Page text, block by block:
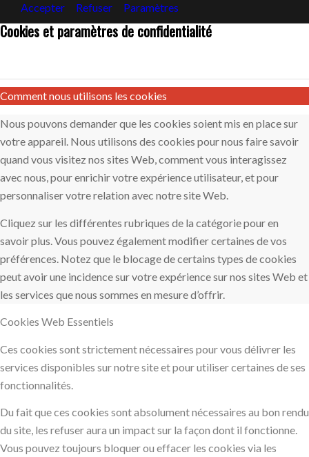
Accepter Refuser Paramètres
Cookies et paramètres de confidentialité
Comment nous utilisons les cookies
Nous pouvons demander que les cookies soient mis en place sur
votre appareil. Nous utilisons des cookies pour nous faire savoir
quand vous visitez nos sites Web, comment vous interagissez
avec nous, pour enrichir votre expérience utilisateur, et pour
personnaliser votre relation avec notre site Web.
Cliquez sur les différentes rubriques de la catégorie pour en
savoir plus. Vous pouvez également modifier certaines de vos
préférences. Notez que le blocage de certains types de cookies
peut avoir une incidence sur votre expérience sur nos sites Web et
les services que nous sommes en mesure d’offrir.
Cookies Web Essentiels
Ces cookies sont strictement nécessaires pour vous délivrer les
services disponibles sur notre site et pour utiliser certaines de ses
fonctionnalités.
Du fait que ces cookies sont absolument nécessaires au bon rendu
du site, les refuser aura un impact sur la façon dont il fonctionne.
Vous pouvez toujours bloquer ou effacer les cookies via les